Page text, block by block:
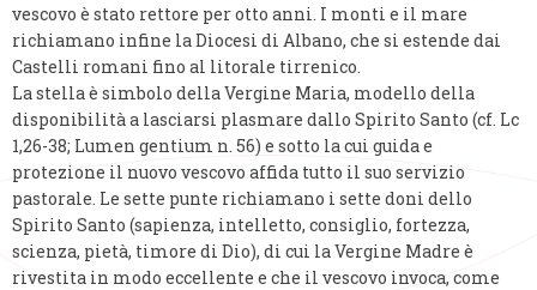
vescovo è stato rettore per otto anni. I monti e il mare
richiamano infine la Diocesi di Albano, che si estende dai
Castelli romani fino al litorale tirrenico.
La stella è simbolo della Vergine Maria, modello della
disponibilità a lasciarsi plasmare dallo Spirito Santo (cf. Lc
1,26-38; Lumen gentium n. 56) e sotto la cui guida e
protezione il nuovo vescovo affida tutto il suo servizio
pastorale. Le sette punte richiamano i sette doni dello
Spirito Santo (sapienza, intelletto, consiglio, fortezza,
scienza, pietà, timore di Dio), di cui la Vergine Madre è
rivestita in modo eccellente e che il vescovo invoca, come